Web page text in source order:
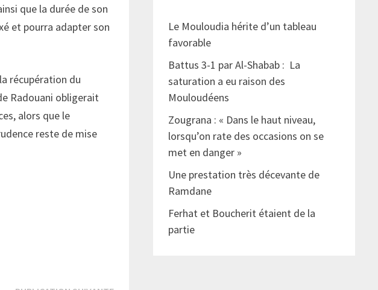
que la durée de son
et pourra adapter son
récupération du
Radouani obligerait
alors que le
reste de mise
Le Mouloudia hérite d’un tableau
favorable
Battus 3-1 par Al-Shabab : La
saturation a eu raison des
Mouloudéens
Zougrana : « Dans le haut niveau,
lorsqu’on rate des occasions on se
met en danger »
Une prestation très décevante de
Ramdane
Ferhat et Boucherit étaient de la
partie